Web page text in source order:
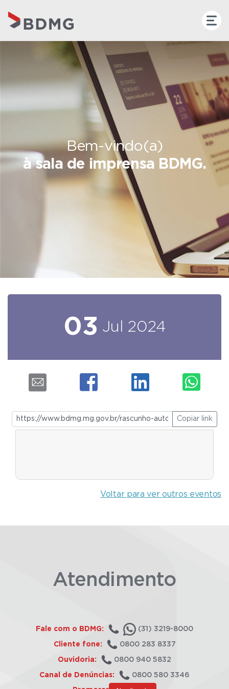
Bem-vindo(a)
à sala de imprensa BDMG.
03 Jul 2024
Copiar link
Voltar para ver outros eventos
Atendimento
Fale com o BDMG: (31) 3219-8000
Cliente fone: 0800 283 8337
Ouvidoria: 0800 940 5832
Canal de Denúncias: 0800 580 3346